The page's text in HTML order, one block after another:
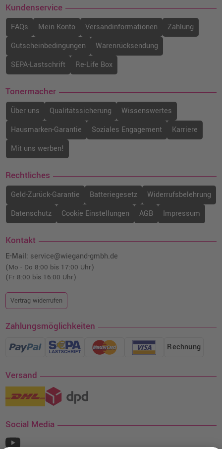
Kundenservice
FAQs Mein Konto Versandinformationen
Zahlung
Gutscheinbedingungen
Warenrücksendung
SEPA-Lastschrift
Re-Life Box
Tonermacher
Über uns Qualitätssicherung
Wissenswertes
Hausmarken-Garantie
Soziales Engagement
Karriere
Mit uns werben!
Rechtliches
Geld-Zurück-Garantie Batteriegesetz
Widerrufsbelehrung
Datenschutz
Cookie Einstellungen AGB Impressum
Kontakt
E-Mail: service@wiegand-gmbh.de
(Mo - Do 8:00 bis 17:00 Uhr)
(Fr 8:00 bis 16:00 Uhr)
Vertrag widerrufen
Zahlungsmöglichkeiten
Rechnung
Versand
Social Media